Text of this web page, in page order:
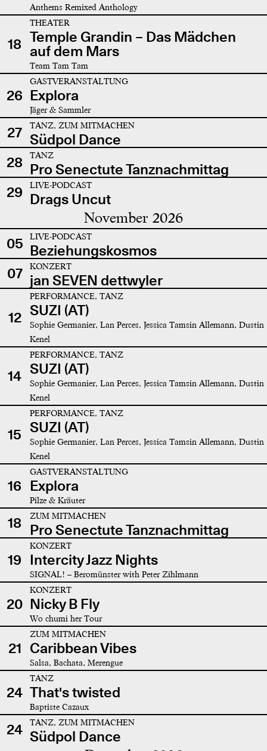
Anthems Remixed Anthology
18
THEATER
Temple Grandin – Das Mädchen
auf dem Mars
Team Tam Tam
26
GASTVERANSTALTUNG
Explora
Jäger & Sammler
27 TANZ, ZUM MITMACHEN
Südpol Dance
28
TANZ
Pro Senectute Tanznachmittag
29
LIVE-PODCAST
Drags Uncut
November 2026
05 LIVE-PODCAST
Beziehungskosmos
07
KONZERT
jan SEVEN dettwyler
12
PERFORMANCE, TANZ
SUZI (AT)
Sophie Germanier, Lan Perces, Jessica Tamsin Allemann, Dustin
Kenel
14
PERFORMANCE, TANZ
SUZI (AT)
Sophie Germanier, Lan Perces, Jessica Tamsin Allemann, Dustin
Kenel
15
PERFORMANCE, TANZ
SUZI (AT)
Sophie Germanier, Lan Perces, Jessica Tamsin Allemann, Dustin
Kenel
16
GASTVERANSTALTUNG
Explora
Pilze & Kräuter
18 ZUM MITMACHEN
Pro Senectute Tanznachmittag
19
KONZERT
Intercity Jazz Nights
SIGNAL! – Beromünster with Peter Zihlmann
20
KONZERT
Nicky B Fly
Wo chumi her Tour
21
ZUM MITMACHEN
Caribbean Vibes
Salsa, Bachata, Merengue
24
TANZ
That's twisted
Baptiste Cazaux
24 TANZ, ZUM MITMACHEN
Südpol Dance